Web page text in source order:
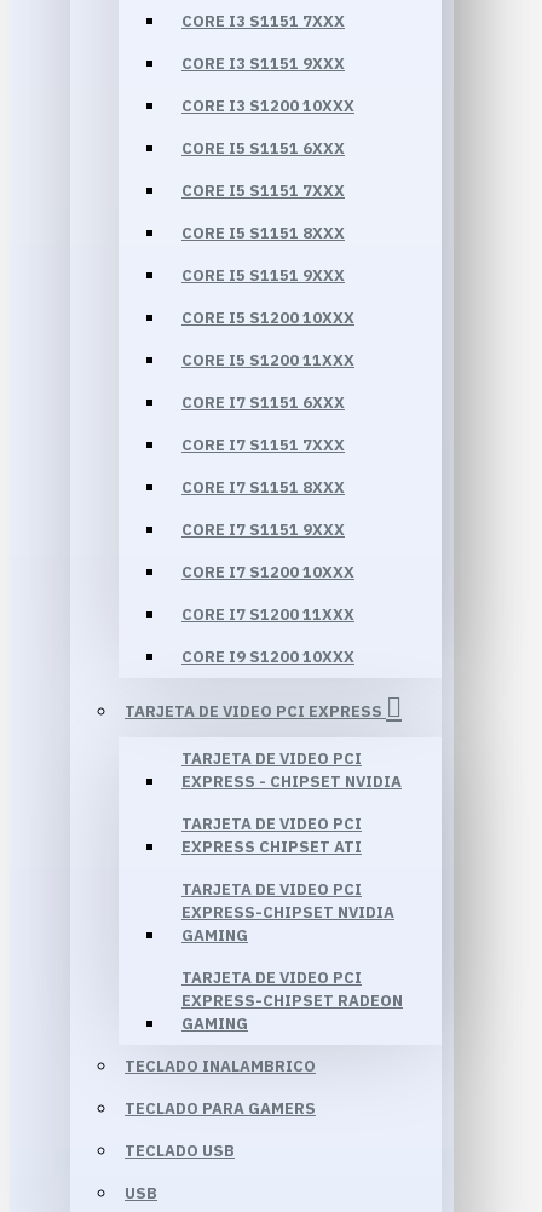
CORE I3 S1151 7XXX
CORE I3 S1151 9XXX
CORE I3 S1200 10XXX
CORE I5 S1151 6XXX
CORE I5 S1151 7XXX
CORE I5 S1151 8XXX
CORE I5 S1151 9XXX
CORE I5 S1200 10XXX
CORE I5 S1200 11XXX
CORE I7 S1151 6XXX
CORE I7 S1151 7XXX
CORE I7 S1151 8XXX
CORE I7 S1151 9XXX
CORE I7 S1200 10XXX
CORE I7 S1200 11XXX
CORE I9 S1200 10XXX
TARJETA DE VIDEO PCI EXPRESS
TARJETA DE VIDEO PCI
EXPRESS - CHIPSET NVIDIA
TARJETA DE VIDEO PCI
EXPRESS CHIPSET ATI
TARJETA DE VIDEO PCI
EXPRESS-CHIPSET NVIDIA
GAMING
TARJETA DE VIDEO PCI
EXPRESS-CHIPSET RADEON
GAMING
TECLADO INALAMBRICO
TECLADO PARA GAMERS
TECLADO USB
USB